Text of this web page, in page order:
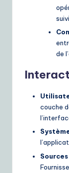
de
couche